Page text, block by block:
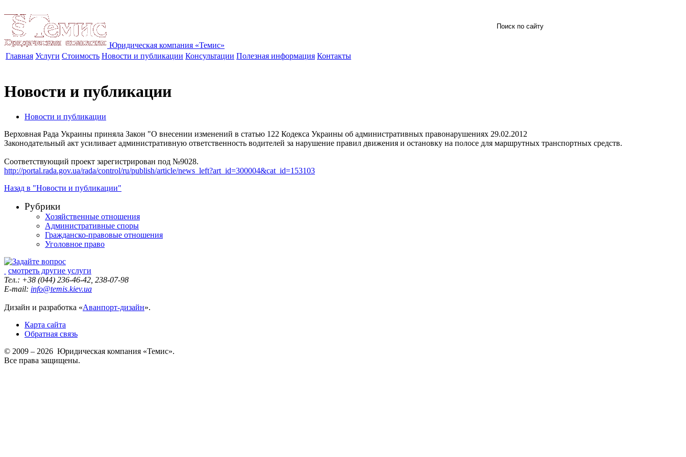
Юридическая компания «Темис»
Главная Услуги Стоимость Новости и публикации Консультации Полезная информация Контакты
Новости и публикации
Новости и публикации
Верховная Рада Украины приняла Закон "О внесении изменений в статью 122 Кодекса Украины об административных правонарушениях 29.02.2012
Законодательный акт усиливает административную ответственность водителей за нарушение правил движения и остановку на полосе для маршрутных транспортных средств.
Соответствующий проект зарегистрирован под №9028.
http://portal.rada.gov.ua/rada/control/ru/publish/article/news_left?art_id=300004&cat_id=153103
Назад в "Новости и публикации"
Рубрики
Хозяйственные отношения
Административные споры
Гражданско-правовые отношения
Уголовное право
смотреть другие услуги
Тел.: +38 (044) 236-46-42, 238-07-98
E-mail: info@temis.kiev.ua
Дизайн и разработка «Аванпорт-дизайн».
Карта сайта
Обратная связь
© 2009 – 2026 Юридическая компания «Темис».
Все права защищены.